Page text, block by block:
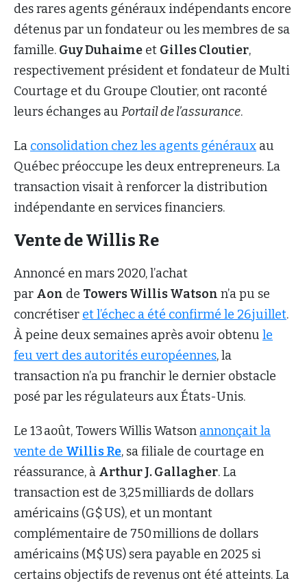
des rares agents généraux indépendants encore
détenus par un fondateur ou les membres de sa
famille. Guy Duhaime et Gilles Cloutier,
respectivement président et fondateur de Multi
Courtage et du Groupe Cloutier, ont raconté
leurs échanges au Portail de l’assurance.
La consolidation chez les agents généraux au
Québec préoccupe les deux entrepreneurs. La
transaction visait à renforcer la distribution
indépendante en services financiers.
Vente de Willis Re
Annoncé en mars 2020, l’achat
par Aon de Towers Willis Watson n’a pu se
concrétiser et l’échec a été confirmé le 26 juillet.
À peine deux semaines après avoir obtenu le
feu vert des autorités européennes, la
transaction n’a pu franchir le dernier obstacle
posé par les régulateurs aux États-Unis.
Le 13 août, Towers Willis Watson annonçait la
vente de Willis Re, sa filiale de courtage en
réassurance, à Arthur J. Gallagher. La
transaction est de 3,25 milliards de dollars
américains (G$ US), et un montant
complémentaire de 750 millions de dollars
américains (M$ US) sera payable en 2025 si
certains objectifs de revenus ont été atteints. La